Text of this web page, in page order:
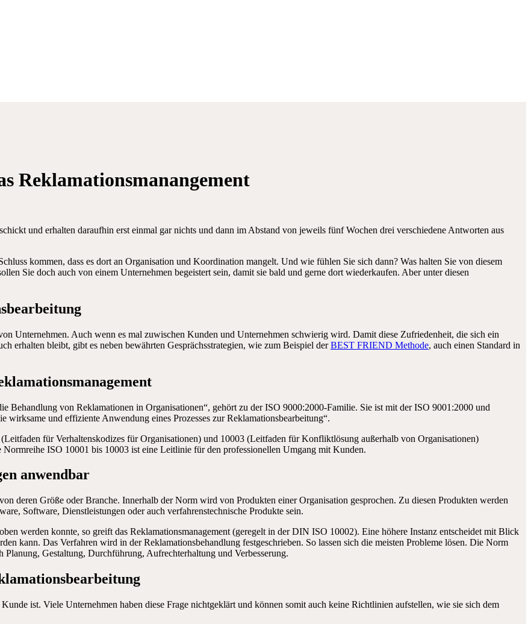
Reklamationsmanangement
und erhalten daraufhin erst einmal gar nichts und dann im Abstand von jeweils fünf Wochen drei verschiedene Antworten aus
kommen, dass es dort an Organisation und Koordination mangelt. Und wie fühlen Sie sich dann? Was halten Sie von diesem
Sie doch auch von einem Unternehmen begeistert sein, damit sie bald und gerne dort wiederkaufen. Aber unter diesen
Unternehmen. Auch wenn es mal zuwischen Kunden und Unternehmen schwierig wird. Damit diese Zufriedenheit, die sich ein
erhalten bleibt, gibt es neben bewährten Gesprächsstrategien, wie zum Beispiel derBEST FRIEND Methode, auch einen Standard in
von Reklamationen in Organisationen“, gehört zu der ISO 9000:2000-Familie. Sie ist mit der ISO 9001:2000 und
und effiziente Anwendung eines Prozesses zur Reklamationsbearbeitung“.
für Verhaltenskodizes für Organisationen) und 10003 (Leitfaden für Konfliktlösung außerhalb von Organisationen)
Normreihe ISO 10001 bis 10003 ist eine Leitlinie für den professionellen Umgang mit Kunden.
anwendbar
deren Größe oder Branche. Innerhalb der Norm wird von Produkten einer Organisation gesprochen. Zu diesen Produkten werden
Software, Dienstleistungen oder auch verfahrenstechnische Produkte sein.
werden konnte, so greift das Reklamationsmanagement (geregelt in der DIN ISO 10002). Eine höhere Instanz entscheidet mit Blick
kann. Das Verfahren wird in der Reklamationsbehandlung festgeschrieben. So lassen sich die meisten Probleme lösen. Die Norm
Gestaltung, Durchführung, Aufrechterhaltung und Verbesserung.
ist. Viele Unternehmen haben diese Frage nichtgeklärt und können somit auch keine Richtlinien aufstellen, wie sie sich dem